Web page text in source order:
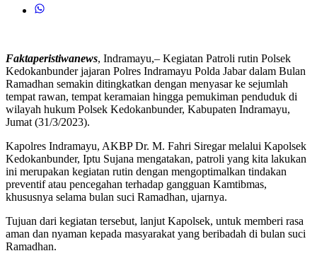
Faktaperistiwanews, Indramayu,– Kegiatan Patroli rutin Polsek
Kedokanbunder jajaran Polres Indramayu Polda Jabar dalam Bulan
Ramadhan semakin ditingkatkan dengan menyasar ke sejumlah
tempat rawan, tempat keramaian hingga pemukiman penduduk di
wilayah hukum Polsek Kedokanbunder, Kabupaten Indramayu,
Jumat (31/3/2023).
Kapolres Indramayu, AKBP Dr. M. Fahri Siregar melalui Kapolsek
Kedokanbunder, Iptu Sujana mengatakan, patroli yang kita lakukan
ini merupakan kegiatan rutin dengan mengoptimalkan tindakan
preventif atau pencegahan terhadap gangguan Kamtibmas,
khususnya selama bulan suci Ramadhan, ujarnya.
Tujuan dari kegiatan tersebut, lanjut Kapolsek, untuk memberi rasa
aman dan nyaman kepada masyarakat yang beribadah di bulan suci
Ramadhan.